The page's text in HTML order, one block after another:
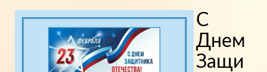
С
Днем
Защи